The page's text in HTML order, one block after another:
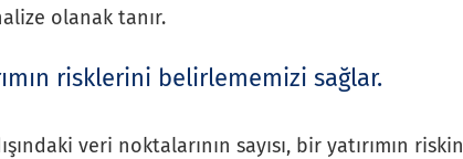
olanak tanır.
risklerini belirlememizi sağlar.
veri noktalarının sayısı, bir yatırımın